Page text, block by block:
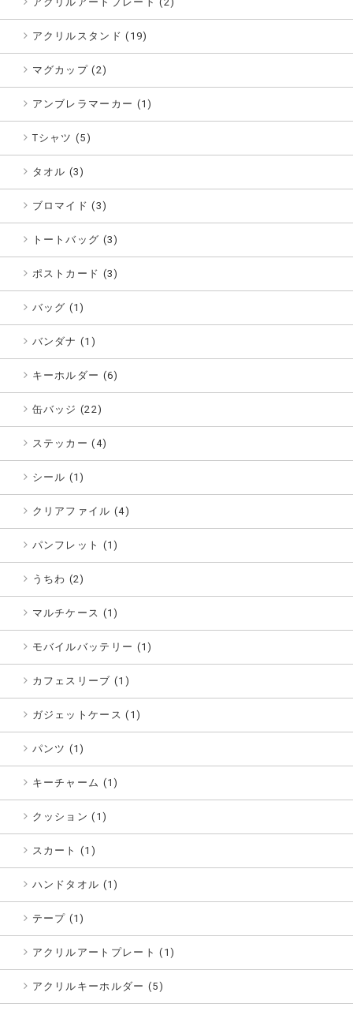
アクリルスタンド (19)
マグカップ (2)
アンブレラマーカー (1)
Tシャツ (5)
タオル (3)
ブロマイド (3)
トートバッグ (3)
ポストカード (3)
バッグ (1)
バンダナ (1)
キーホルダー (6)
缶バッジ (22)
ステッカー (4)
シール (1)
クリアファイル (4)
パンフレット (1)
うちわ (2)
マルチケース (1)
モバイルバッテリー (1)
カフェスリーブ (1)
ガジェットケース (1)
パンツ (1)
キーチャーム (1)
クッション (1)
スカート (1)
ハンドタオル (1)
テープ (1)
アクリルアートプレート (1)
アクリルキーホルダー (5)